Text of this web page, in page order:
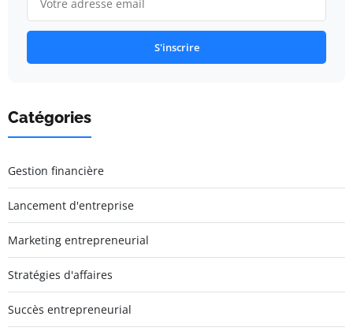
S'inscrire
Catégories
Gestion financière
Lancement d'entreprise
Marketing entrepreneurial
Stratégies d'affaires
Succès entrepreneurial